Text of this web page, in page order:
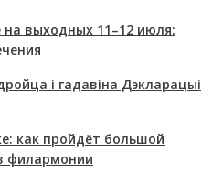
выходных 11–12 июля:
і гадавіна Дэкларацыі
как пройдёт большой
филармонии